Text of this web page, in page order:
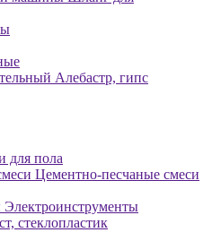
Алебастр, гипс
для пола
Цементно-песчаные смеси
Электроинструменты
стеклопластик